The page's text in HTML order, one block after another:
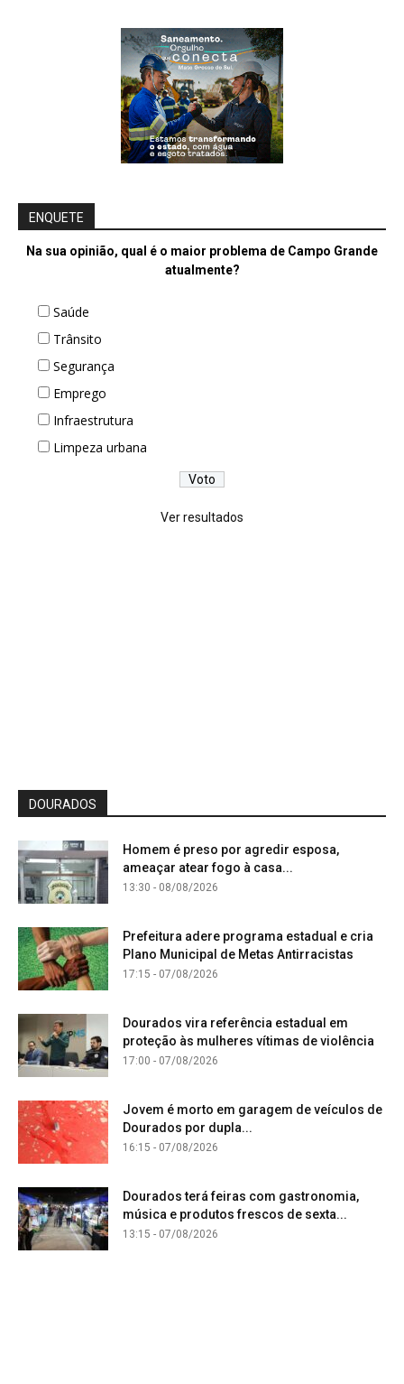
ENQUETE
Na sua opinião, qual é o maior problema de Campo Grande
atualmente?
Saúde
Trânsito
Segurança
Emprego
Infraestrutura
Limpeza urbana
Ver resultados
DOURADOS
Homem é preso por agredir esposa,
ameaçar atear fogo à casa...
13:30 - 08/08/2026
Prefeitura adere programa estadual e cria
Plano Municipal de Metas Antirracistas
17:15 - 07/08/2026
Dourados vira referência estadual em
proteção às mulheres vítimas de violência
17:00 - 07/08/2026
Jovem é morto em garagem de veículos de
Dourados por dupla...
16:15 - 07/08/2026
Dourados terá feiras com gastronomia,
música e produtos frescos de sexta...
13:15 - 07/08/2026